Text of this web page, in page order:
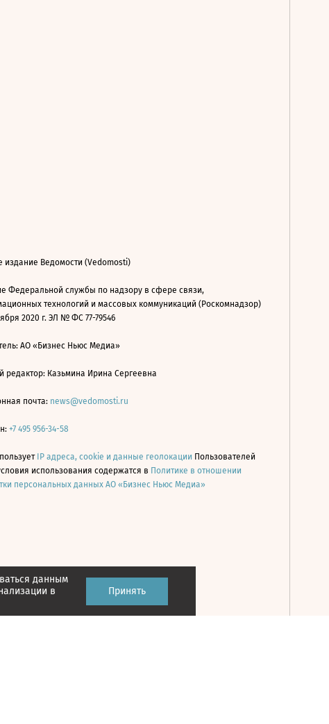
данным
в
Принять
издание Ведомости (Vedomosti)
Федеральной службы по надзору в сфере связи,
технологий и массовых коммуникаций (Роскомнадзор)
2020 г. ЭЛ № ФС 77-79546
АО «Бизнес Ньюс Медиа»
редактор: Казьмина Ирина Сергеевна
почта: news@vedomosti.ru
+7 495 956-34-58
IP адреса, cookie и данные геолокации Пользователей
использования содержатся в Политике в отношении
персональных данных АО «Бизнес Ньюс Медиа»